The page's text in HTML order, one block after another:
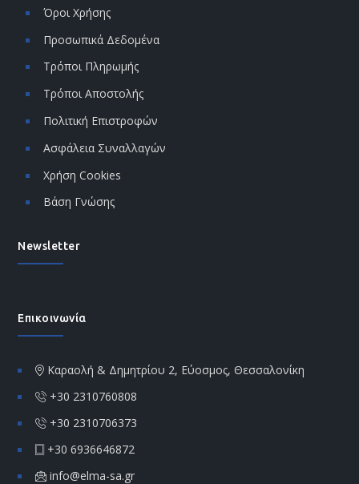
Όροι Χρήσης
Προσωπικά Δεδομένα
Τρόποι Πληρωμής
Τρόποι Αποστολής
Πολιτική Επιστροφών
Ασφάλεια Συναλλαγών
Χρήση Cookies
Βάση Γνώσης
Newsletter
Επικοινωνία
Καραολή & Δημητρίου 2, Εύοσμος, Θεσσαλονίκη
+30 2310760808
+30 2310706373
+30 6936646872
info@elma-sa.gr